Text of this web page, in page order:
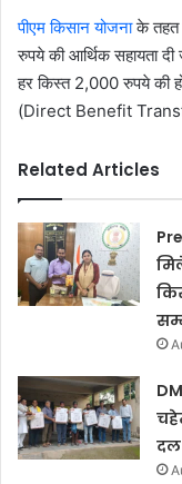
पीएम किसान योजनाके तहत
रुपये की आर्थिक सहायता दी
हर किस्त 2,000 रुपये की
(Direct Benefit
Related Articles
दल